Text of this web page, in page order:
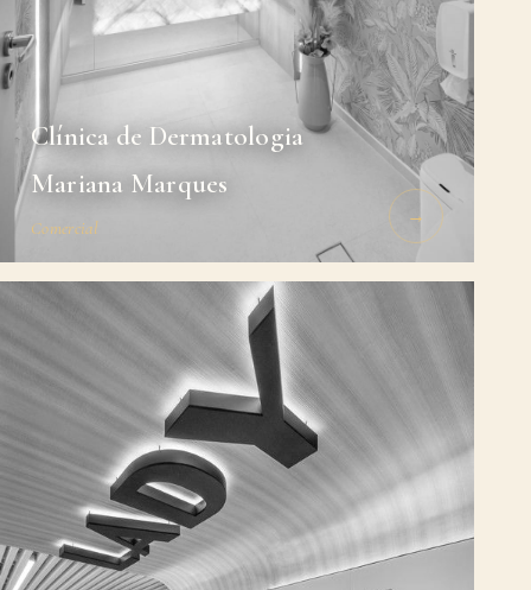
Clínica de Dermatologia
Mariana Marques
Comercial →